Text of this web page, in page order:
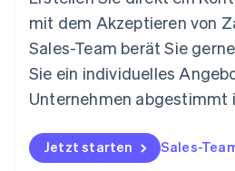
mit dem Akzeptieren von
Sales-Team berät Sie
Sie ein individuelles
Unternehmen abgestimmt
Jetzt starten Sales-
Mexiko
Español English
Neuseeland
English
NederlandsEnglish
English
Österreich